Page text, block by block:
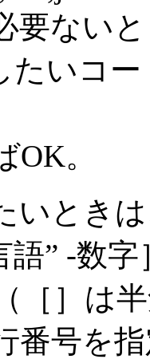
要ない
したい
。
いとき
語” -数
］は半
番号を